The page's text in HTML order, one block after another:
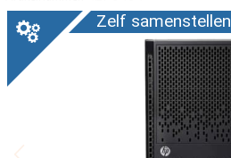
Zelf samenstellen